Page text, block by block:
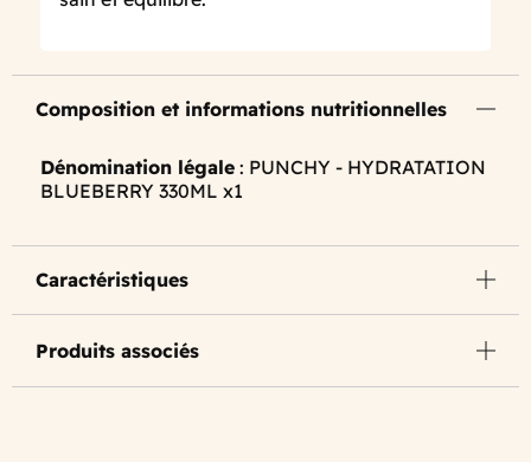
Composition et informations nutritionnelles
Dénomination légale : PUNCHY - HYDRATATION
BLUEBERRY 330ML x1
Caractéristiques
Produits associés